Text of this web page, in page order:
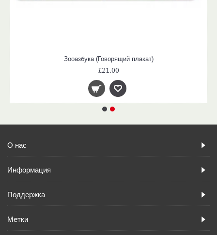
Зооазбука (Говорящий плакат)
£21.00
О нас
Информация
Поддержка
Метки